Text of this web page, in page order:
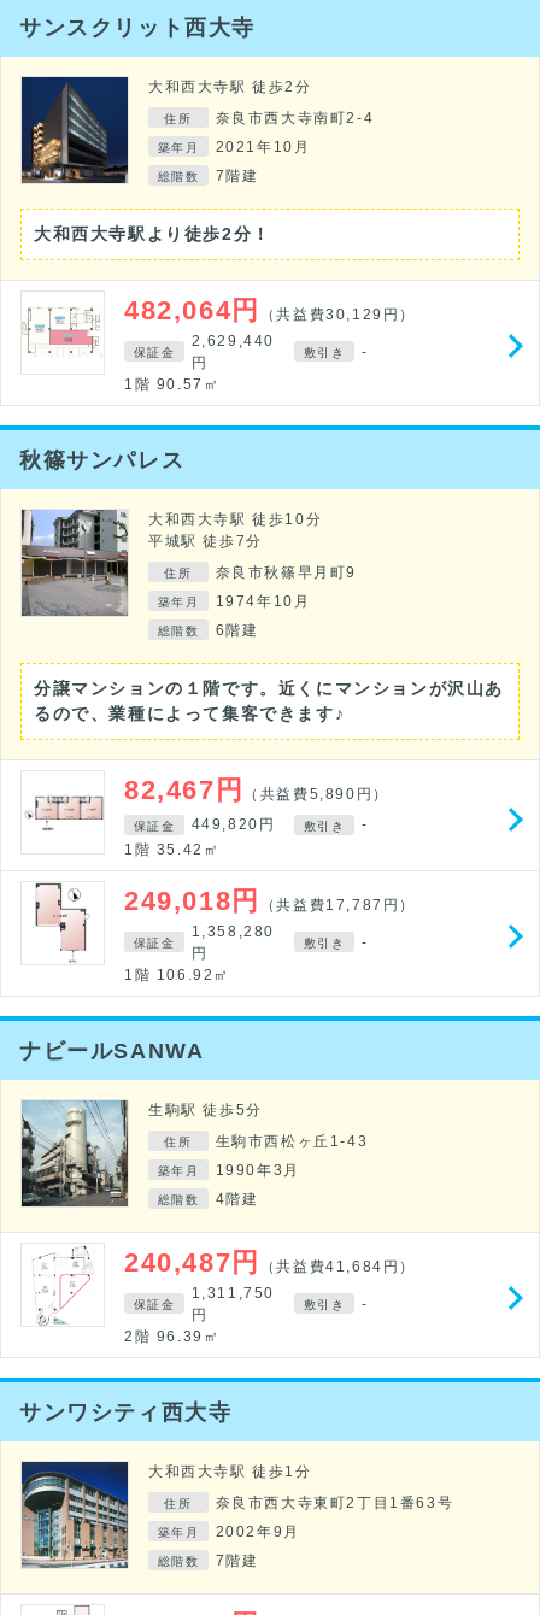
サンスクリット西大寺
大和西大寺駅 徒歩2分
住所 奈良市西大寺南町2-4
築年月 2021年10月
総階数 7階建
大和西大寺駅より徒歩2分！
482,064円 （共益費30,129円）
保証金
2,629,440
円
敷引き
-
1階 90.57㎡
秋篠サンパレス
大和西大寺駅 徒歩10分
平城駅 徒歩7分
住所 奈良市秋篠早月町9
築年月 1974年10月
総階数 6階建
分譲マンションの１階です。近くにマンションが沢山あ
るので、業種によって集客できます♪
82,467円 （共益費5,890円）
保証金 449,820円 敷引き
-
1階 35.42㎡
249,018円 （共益費17,787円）
保証金
1,358,280
円
敷引き
-
1階 106.92㎡
ナビールSANWA
生駒駅 徒歩5分
住所 生駒市西松ヶ丘1-43
築年月 1990年3月
総階数 4階建
240,487円 （共益費41,684円）
保証金
1,311,750
円
敷引き
-
2階 96.39㎡
サンワシティ西大寺
大和西大寺駅 徒歩1分
住所 奈良市西大寺東町2丁目1番63号
築年月 2002年9月
総階数 7階建